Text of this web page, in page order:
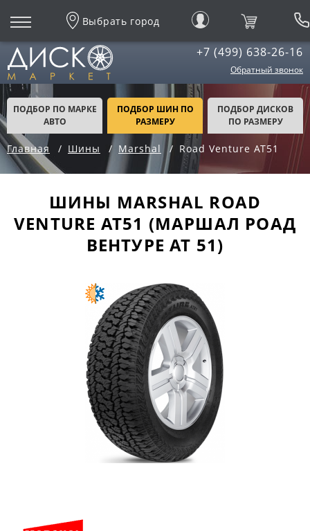
Выбрать город
+7 (499) 638-26-16
Обратный звонок
ПОДБОР ПО МАРКЕ
АВТО
ПОДБОР ШИН ПО
РАЗМЕРУ
ПОДБОР ДИСКОВ
ПО РАЗМЕРУ
Главная Шины Marshal Road Venture AT51
ШИНЫ MARSHAL ROAD
VENTURE AT51 (МАРШАЛ РОАД
ВЕНТУРЕ АТ 51)